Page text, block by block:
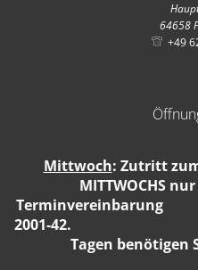
64658
+49
Mittwoch: Zutritt
MITTWOCHS
Terminvereinbarung
2001-42. An
Tagen benötigen